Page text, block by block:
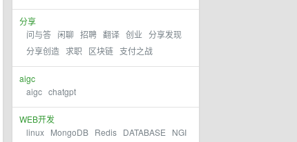
分享
问与答 闲聊 招聘 翻译 创业 分享发现
分享创造 求职 区块链 支付之战
aigc
aigc chatgpt
WEB开发
linux MongoDB Redis DATABASE
NGI